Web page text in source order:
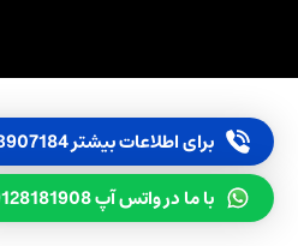
برای اطلاعات بیشتر 02133907184
با ما در واتس آپ 09128181908